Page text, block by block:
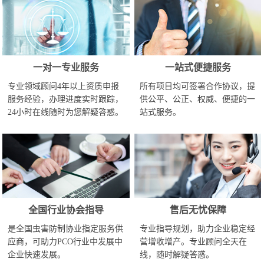
一对一专业服务
专业领域顾问4年以上资质申报
服务经验，办理进度实时跟踪，
24小时在线随时为您解疑答惑。
一站式便捷服务
所有项目均可签署合作协议，提
供公平、公正、权威、便捷的一
站式服务。
全国行业协会指导
是全国虫害防制协业指定服务供
应商，可助力PCO行业中发展中
企业快速发展。
售后无忧保障
专业指导规划，助力企业稳定经
营增收增产。专业顾问全天在
线，随时解疑答惑。